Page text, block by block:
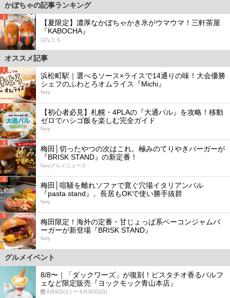
かぼちゃの記事ランキング
1
【夏限定】濃厚なかぼちゃかき氷がウマウマ！三軒茶屋
『KABOCHA』
はなとも
オススメ記事
1
浜松町駅｜選べるソース×ライスで14通りの味！大会優勝
シェフのふわとろオムライス『Michi』
favy
2
【初心者必見】札幌・4PLAの『大通バル』を攻略！移動
ゼロでハシゴ飯を楽しむ完全ガイド
favy
3
梅田│切ったやつの次はこれ。極みのてりやきバーガーが
『BRISK STAND』の新定番！
favyグルメニュース
4
梅田│喧騒を離れソファで寛ぐ穴場イタリアンバル
『pasta stand』。長居もOKで使い勝手抜群
favy
5
梅田限定！海外の定番・甘じょっぱ系ベーコンジャムバ
ーガーが新登場『BRISK STAND』
favy
グルメイベント
8/8〜｜「ダックワーズ」が復刻！ピスタチオ香るパルフ
ェなど限定販売『ヨックモック青山本店』
8月8日(土) 〜 8月30日(日)